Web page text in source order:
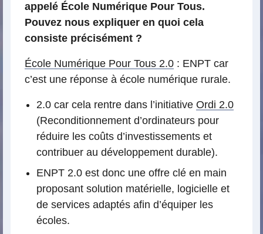
appelé École Numérique Pour Tous.
Pouvez nous expliquer en quoi cela
consiste précisément ?
École Numérique Pour Tous 2.0 : ENPT car
c’est une réponse à école numérique rurale.
2.0 car cela rentre dans l’initiative Ordi 2.0
(Reconditionnement d’ordinateurs pour
réduire les coûts d’investissements et
contribuer au développement durable).
ENPT 2.0 est donc une offre clé en main
proposant solution matérielle, logicielle et
de services adaptés afin d’équiper les
écoles.